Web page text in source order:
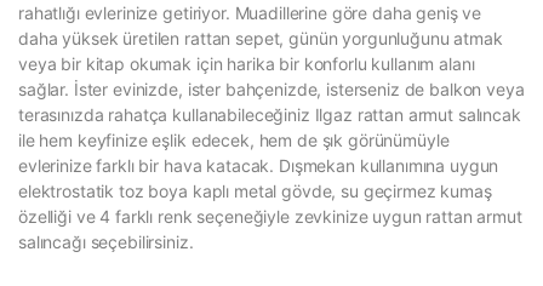
rahatlığı evlerinize getiriyor. Muadillerine göre daha geniş ve
daha yüksek üretilen rattan sepet, günün yorgunluğunu atmak
veya bir kitap okumak için harika bir konforlu kullanım alanı
sağlar. İster evinizde, ister bahçenizde, isterseniz de balkon veya
terasınızda rahatça kullanabileceğiniz Ilgaz rattan armut salıncak
ile hem keyfinize eşlik edecek, hem de şık görünümüyle
evlerinize farklı bir hava katacak. Dışmekan kullanımına uygun
elektrostatik toz boya kaplı metal gövde, su geçirmez kumaş
özelliği ve 4 farklı renk seçeneğiyle zevkinize uygun rattan armut
salıncağı seçebilirsiniz.